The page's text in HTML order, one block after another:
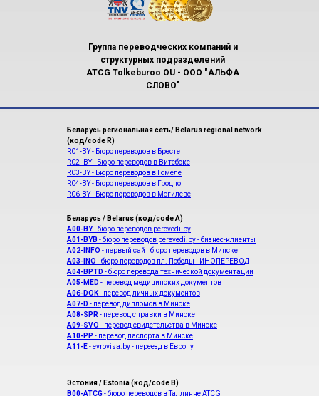
Группа переводческих компаний и
структурных подразделений
ATCG Tolkeburoo OU - ООО "АЛЬФА
СЛОВО"
Беларусь / Belarus (код/code A)
A00-BY- бюро переводов perevedi.by
A01-BYB - бюро переводов perevedi.by - бизнес-клиенты
A02-INFO - первый сайт бюро переводов в Минске
A03-INO - бюро переводов пл. Победы - ИНОПЕРЕВОД
A04-BPTD - бюро перевода технической документации
A05-MED - перевод медицинских документов
A06-DOK- перевод личных документов
A07-D - перевод дипломов в Минске
A08-SPR - перевод справки в Минске
A09-SVO - перевод свидетельства в Минске
A10-PP - перевод паспорта в Минске
A11-E- evrovisa.by - переезд в Европу
Эстония / Estonia (код/code B)
B00-ATCG- бюро переводов в Таллинне ATCG
Беларусь региональная сеть/ Belarus regional network
(код/code R)
R01-BY - Бюро переводов в Бресте
R02- BY - Бюро переводов в Витебске
R03-BY - Бюро переводов в Гомеле
R04-BY - Бюро переводов в Гродно
R06-BY - Бюро переводов в Могилеве